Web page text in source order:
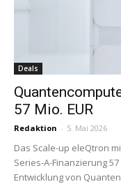
Deals
57 Mio. EUR
Redaktion - 5. Mai 2026
Das Scale-up eleQtron
Series-A-Finanzierung
Entwicklung von